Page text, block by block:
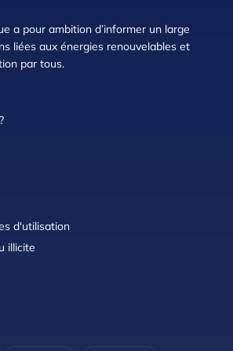
a pour ambition d’informer un large
liées aux énergies renouvelables et
par tous.
d'utilisation
illicite